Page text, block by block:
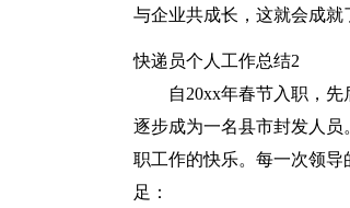
与企业共成长，这就会成就
快递员个人工作总结2
自20xx年春节入职，
逐步成为一名县市封发人
职工作的快乐。每一次领
足：